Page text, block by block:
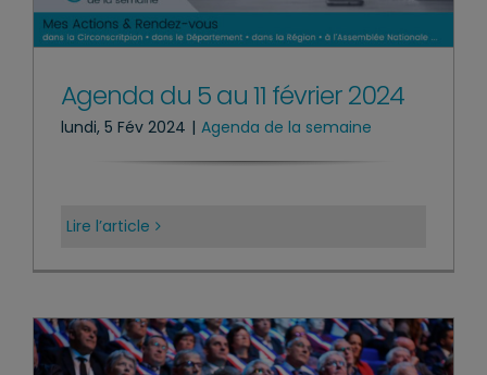
Agenda du 5 au 11 février 2024
lundi, 5 Fév 2024 | Agenda de la semaine
Lire l’article